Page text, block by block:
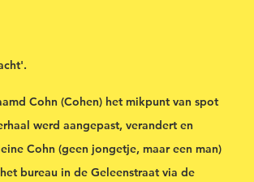
Cohn (Cohen) het mikpunt van spot
werd aangepast, verandert en
Cohn (geen jongetje, maar een man)
bureau in de Geleenstraat via de